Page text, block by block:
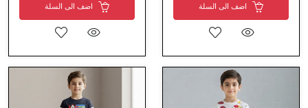
اضف الى السلة اضف الى السلة